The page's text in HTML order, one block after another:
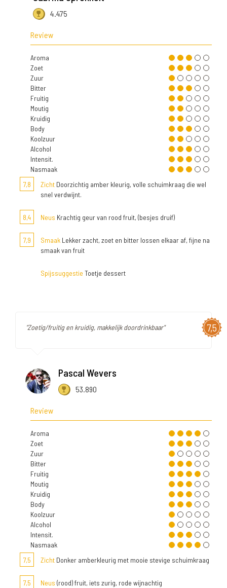
4.475
Review
Aroma
Zoet
Zuur
Bitter
Fruitig
Moutig
Kruidig
Body
Koolzuur
Alcohol
Intensit.
Nasmaak
7,8
Zicht Doorzichtig amber kleurig, volle schuimkraag die wel
snel verdwijnt.
8,4 Neus Krachtig geur van rood fruit, (besjes druif)
7,9 Smaak Lekker zacht, zoet en bitter lossen elkaar af, fijne na
smaak van fruit
Spijssuggestie Toetje dessert
7,5
"Zoetig/fruitig en kruidig, makkelijk doordrinkbaar"
Pascal Wevers
53.890
Review
Aroma
Zoet
Zuur
Bitter
Fruitig
Moutig
Kruidig
Body
Koolzuur
Alcohol
Intensit.
Nasmaak
7,5
Zicht Donker amberkleurig met mooie stevige schuimkraag
7,5 Neus (rood) fruit, iets zurig, rode wijnachtig